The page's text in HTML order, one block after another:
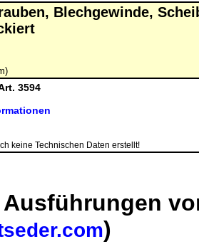
Blechgewinde,
3594
keine Technischen Daten erstellt!
Ausführungen
)